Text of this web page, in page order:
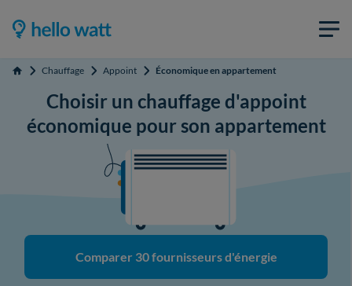
Accueil Chauffage Appoint Économique en appartement
Choisir un chauffage d'appoint
économique pour son appartement
Comparer 30 fournisseurs d'énergie